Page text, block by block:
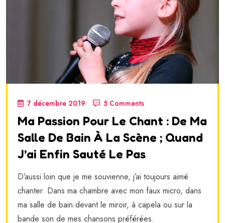
7 décembre 2019 5 Comments
Ma Passion Pour Le Chant : De Ma
Salle De Bain À La Scène ; Quand
J’ai Enfin Sauté Le Pas
D’aussi loin que je me souvienne, j’ai toujours aimé
chanter. Dans ma chambre avec mon faux micro, dans
ma salle de bain devant le miroir, à capela ou sur la
bande son de mes chansons préférées.